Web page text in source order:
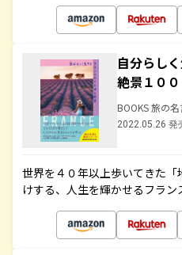
自分らし
絶景１００
BOOKS 旅の
2022.05.26 発
世界を４０年以上歩いてきた
けする、人生を輝かせるフラ